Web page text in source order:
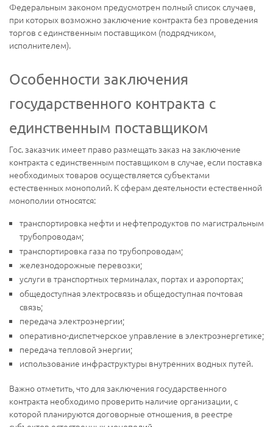
Федеральным законом предусмотрен полный список случаев,
при которых возможно заключение контракта без проведения
торгов с единственным поставщиком (подрядчиком,
исполнителем).
Особенности заключения
государственного контракта с
единственным поставщиком
Гос. заказчик имеет право размещать заказ на заключение
контракта с единственным поставщиком в случае, если поставка
необходимых товаров осуществляется субъектами
естественных монополий. К сферам деятельности естественной
монополии относятся:
транспортировка нефти и нефтепродуктов по магистральным
трубопроводам;
транспортировка газа по трубопроводам;
железнодорожные перевозки;
услуги в транспортных терминалах, портах и аэропортах;
общедоступная электросвязь и общедоступная почтовая
связь;
передача электроэнергии;
оперативно-диспетчерское управление в электроэнергетике;
передача тепловой энергии;
использование инфраструктуры внутренних водных путей.
Важно отметить, что для заключения государственного
контракта необходимо проверить наличие организации, с
которой планируются договорные отношения, в реестре